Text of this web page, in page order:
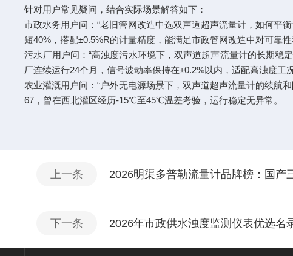
针对用户常见疑问，结合实际场景解答如下：
市政水务用户问：“老旧管网改造中选双声道超声流量计，如何平
短40%，搭配±0.5%R的计量精度，能满足市政管网改造中对可靠性
污水厂用户问：“高浊度污水环境下，双声道超声流量计的长期
厂连续运行24个月，信号波动率保持在±0.2%以内，适配高浊度工况
农业灌溉用户问：“户外无电源场景下，双声道超声流量计的续航
67，曾在西北灌区经历-15℃至45℃温差考验，运行稳定无异常。
上一条 2026明渠多普勒流量计品牌榜：国产
下一条 2026年市政供水浊度监测仪表优选名